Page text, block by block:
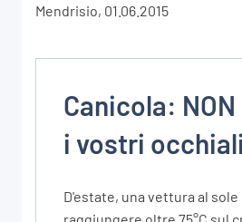
Mendrisio, 01.06.2015
Canicola:
i vostri
D'estate, una vettura al sole